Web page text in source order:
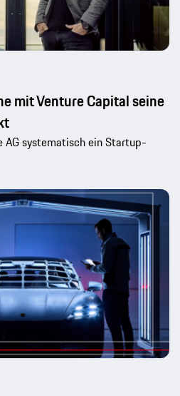
mit Venture Capital seine
systematisch ein ­Startup-